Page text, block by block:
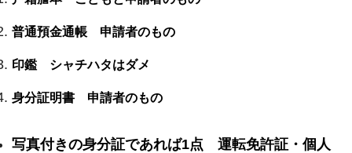
普通預金通帳 申請者のもの
印鑑 シャチハタはダメ
身分証明書 申請者のもの
写真付きの身分証であれば1点 運転免許証・個人